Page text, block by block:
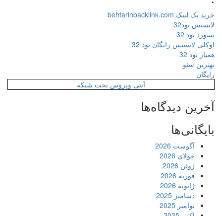
خرید بک لینک behtarinbacklink.com
لایسنس نود32
پسورد نود 32
اوکلی لایسنس رایگان نود 32
همیار نود 32
بهترین سئو
رایگان
آنتی ویروس تحت شبکه
آخرین دیدگاه‌ها
بایگانی‌ها
آگوست 2026
جولای 2026
ژوئن 2026
فوریه 2026
ژانویه 2026
دسامبر 2025
نوامبر 2025